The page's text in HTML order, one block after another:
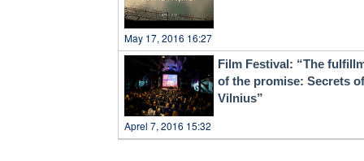
May 17, 2016 16:27
Film Festival: “The
of the promise: Secrets of
Vilnius”
Aprel 7, 2016 15:32